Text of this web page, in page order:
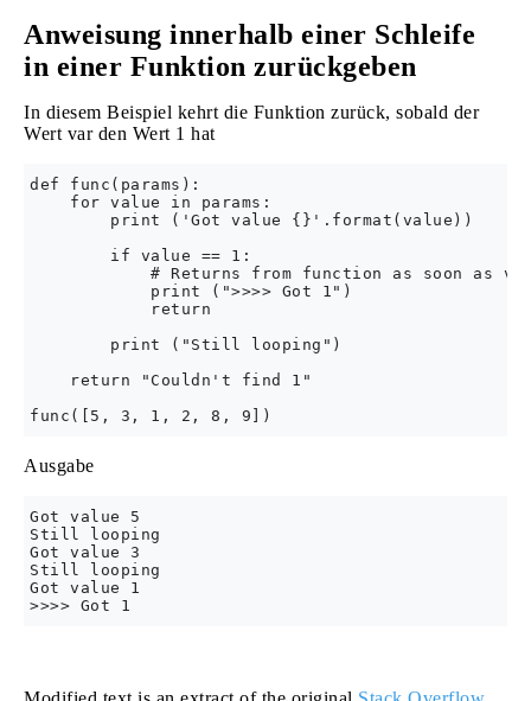
Anweisung innerhalb einer Schleife
in einer Funktion zurückgeben
In diesem Beispiel kehrt die Funktion zurück, sobald der
Wert var den Wert 1 hat
def func(params):
    for value in params:
        print ('Got value {}'.format(value))
        if value == 1:
# Returns from function as soon as
            print (">>>> Got 1")
            return
        print ("Still looping")
    return "Couldn't find 1"
Ausgabe
Got value 5
Still looping
Got value 3
Still looping
Got value 1